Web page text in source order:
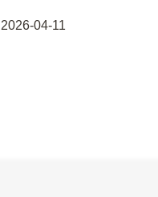
2026-04-11